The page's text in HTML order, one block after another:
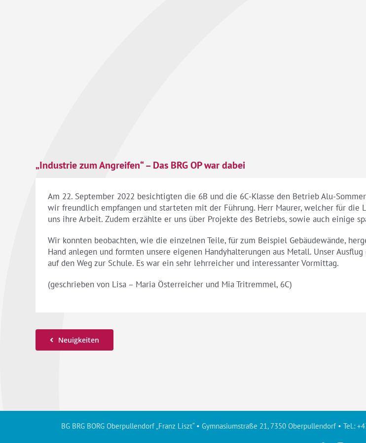
„Industrie zum Angreifen“ – Das BRG OP war dabei
Am 22. September 2022 besichtigten die 6B und die 6C-Klasse den Betrieb Alu-
wir freundlich empfangen und starteten mit der Führung. Herr Maurer, welcher für
uns ihre Arbeit. Zudem erzählte er uns über Projekte des Betriebs, sowie auch einige
Wir konnten beobachten, wie die einzelnen Teile, für zum Beispiel Gebäudewände,
Hand anlegen und formten unsere eigenen Handyhalterungen aus Metall. Unser
auf den Weg zur Schule. Es war ein sehr lehrreicher und interessanter Vormittag.
(geschrieben von Lisa – Maria Österreicher und Mia Tritremmel, 6C)
Neuigkeiten
BG BRG BORG Oberpullendorf „Franz Liszt“ • Gymnasiumstraße 21, 7350 Oberpullendorf • Tel.: